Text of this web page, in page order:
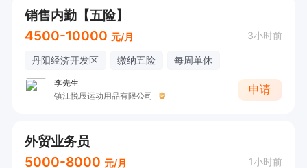
销售内勤【五险】
4500-10000 元/月 3小时前
丹阳经济开发区 缴纳五险 每周单休
李先生
镇江悦辰运动用品有限公司
申请
外贸业务员
5000-8000 元/月 1小时前